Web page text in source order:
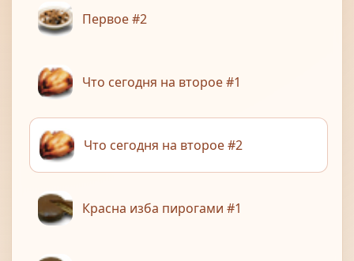
Первое #2
Что сегодня на второе #1
Что сегодня на второе #2
Красна изба пирогами #1